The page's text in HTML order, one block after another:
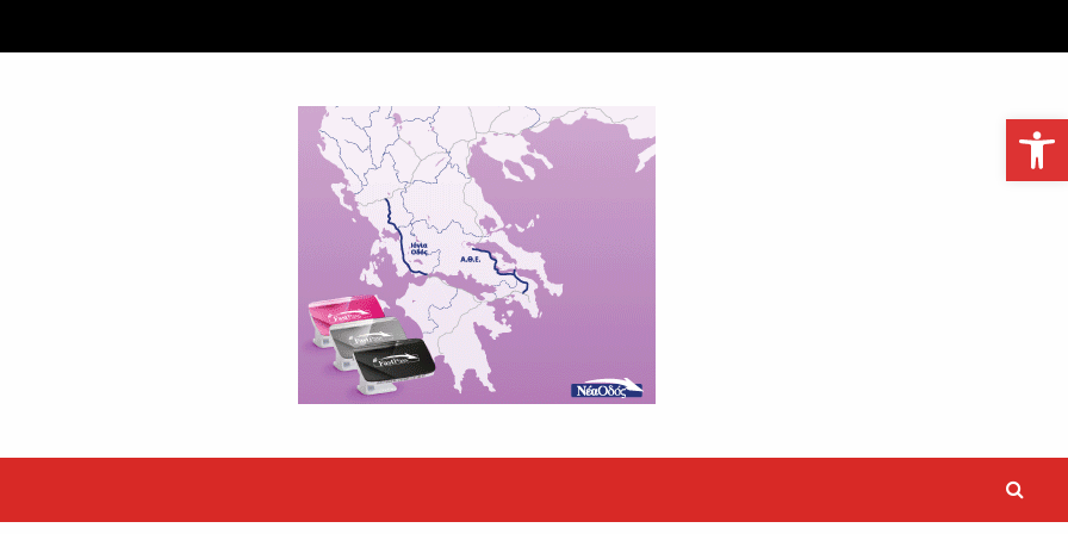
τα EBITDA το εξάμηνο
επιδόσεις κατά...
Ανοίξτε τη γραμμή εργαλείων